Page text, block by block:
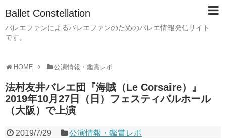
Ballet Constellation
バレエファンによるバレエファンのためのバレエ情報発信サイト
です。
HOME 公演情報・鑑賞レポ
法村友井バレエ団『海賊（Le Corsaire）』
2019年10月27日（日）フェスティバルホール
（大阪）で上演
2019/7/29 公演情報・鑑賞レポ